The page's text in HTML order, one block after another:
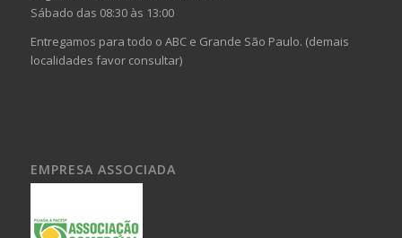
Sábado das 08:30 às 13:00
Entregamos para todo o ABC e Grande São Paulo. (demais
localidades favor consultar)
EMPRESA ASSOCIADA